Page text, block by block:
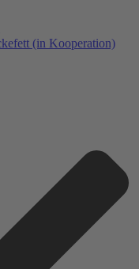
(in Kooperation)